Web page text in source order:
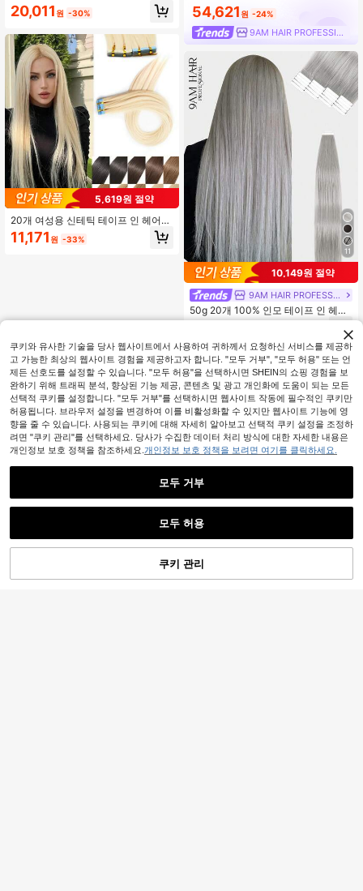
자연스러운 외관, 케라틴 스트레이트,
기본 스타일, 보이지 않는 네일 팁 익
20,011 원 -30%
5,619원 절약
20개 여성용 신테틱 테이프 인 헤어
익스텐션 -, 심리스 인비저블 스킨 씨
실 익스텐션, 패션 여성을 위한 실키
11,171 원 -33%
54,621 원 -24%
9AM HAIR PROFESSIONAL
11
10,149원 절약
9AM HAIR PROFESSIONAL
50g 20개 100% 인모 테이프 인 헤어
익스텐션 살롱 퀄리티, 실버 그레이 컬
스트레이트 인모 익스텐션 오래 지속
되는 헤어 및 할로윈 코스튬
15% 할인! 장바구니 담기
쿠키와 유사한 기술을 당사 웹사이트에서 사용하여 귀하께서 요청하신 서비스를 제공하
고 가능한 최상의 웹사이트 경험을 제공하고자 합니다. "모두 거부", "모두 허용" 또는 언
제든 선호도를 설정할 수 있습니다. "모두 허용"을 선택하시면 SHEIN의 쇼핑 경험을 보
완하기 위해 트래픽 분석, 향상된 기능 제공, 콘텐츠 및 광고 개인화에 도움이 되는 모든
선택적 쿠키를 설정합니다. "모두 거부"를 선택하시면 웹사이트 작동에 필수적인 쿠키만
허용됩니다. 브라우저 설정을 변경하여 이를 비활성화할 수 있지만 웹사이트 기능에 영
향을 줄 수 있습니다. 사용되는 쿠키에 대해 자세히 알아보고 선택적 쿠키 설정을 조정하
려면 "쿠키 관리"를 선택하세요. 당사가 수집한 데이터 처리 방식에 대한 자세한 내용은
개인정보 보호 정책을 참조하세요. 개인정보 보호 정책을 보려면 여기를 클릭하세요.
모두 거부
모두 허용
쿠키 관리